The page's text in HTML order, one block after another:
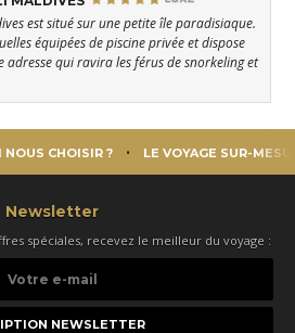
est situé sur une petite île paradisiaque.
équipées de piscine privée et dispose
adresse qui ravira les férus de snorkeling et
NOUS CHOISIR ? LE VOYAGE SUR-
Newsletter
spéciales, recevez le meilleur du voyage :